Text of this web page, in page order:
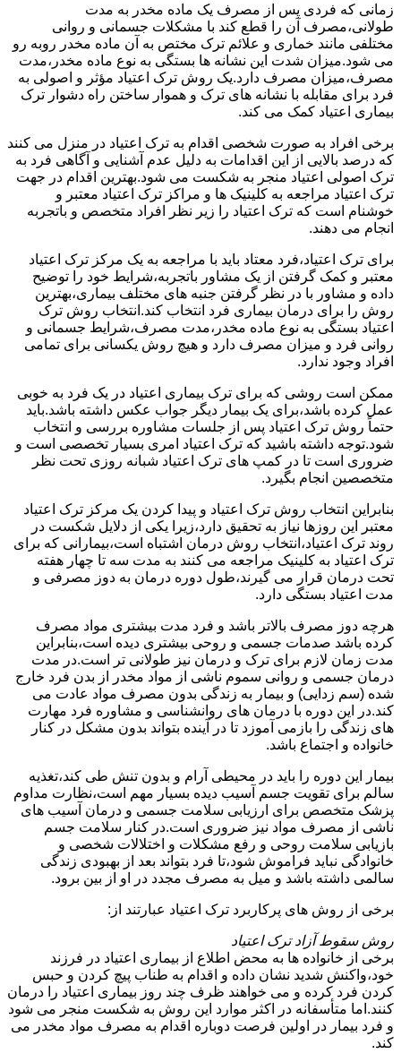
زمانی که فردی پس از مصرف یک ماده مخدر به مدت
طولانی،مصرف آن را قطع کند با مشکلات جسمانی و روانی
مختلفی مانند خماری و علائم ترک مختص به آن ماده مخدر روبه رو
می شود.میزان شدت این نشانه ها بستگی به نوع ماده مخدر،مدت
مصرف،میزان مصرف دارد.یک روش ترک اعتیاد مؤثر و اصولی به
فرد برای مقابله با نشانه های ترک و هموار ساختن راه دشوار ترک
بیماری اعتیاد کمک می کند.
برخی افراد به صورت شخصی اقدام به ترک اعتیاد در منزل می کنند
که درصد بالایی از این اقدامات به دلیل عدم آشنایی و آگاهی فرد به
ترک اصولی اعتیاد منجر به شکست می شود.بهترین اقدام در جهت
ترک اعتیاد مراجعه به کلینیک ها و مراکز ترک اعتیاد معتبر و
خوشنام است که ترک اعتیاد را زیر نظر افراد متخصص و باتجربه
انجام می دهند.
برای ترک اعتیاد،فرد معتاد باید با مراجعه به یک مرکز ترک اعتیاد
معتبر و کمک گرفتن از یک مشاور باتجربه،شرایط خود را توضیح
داده و مشاور با در نظر گرفتن جنبه های مختلف بیماری،بهترین
روش را برای درمان بیماری فرد انتخاب کند.انتخاب روش ترک
اعتیاد بستگی به نوع ماده مخدر،مدت مصرف،شرایط جسمانی و
روانی فرد و میزان مصرف دارد و هیچ روش یکسانی برای تمامی
افراد وجود ندارد.
ممکن است روشی که برای ترک بیماری اعتیاد در یک فرد به خوبی
عمل کرده باشد،برای یک بیمار دیگر جواب عکس داشته باشد.باید
حتماً روش ترک اعتیاد پس از جلسات مشاوره بررسی و انتخاب
شود.توجه داشته باشید که ترک اعتیاد امری بسیار تخصصی است و
ضروری است تا در کمپ های ترک اعتیاد شبانه روزی تحت نظر
متخصصین انجام بگیرد.
بنابراین انتخاب روش ترک اعتیاد و پیدا کردن یک مرکز ترک اعتیاد
معتبر این روزها نیاز به تحقیق دارد،زیرا یکی از دلایل شکست در
روند ترک اعتیاد،انتخاب روش درمان اشتباه است،بیمارانی که برای
ترک اعتیاد به کلینیک مراجعه می کنند به مدت سه تا چهار هفته
تحت درمان قرار می گیرند،طول دوره درمان به دوز مصرفی و
مدت اعتیاد بستگی دارد.
هرچه دوز مصرف بالاتر باشد و فرد مدت بیشتری مواد مصرف
کرده باشد صدمات جسمی و روحی بیشتری دیده است،بنابراین
مدت زمان لازم برای ترک و درمان نیز طولانی تر است.در مدت
درمان جسمی و روانی سموم ناشی از مواد مخدر از بدن فرد خارج
شده (سم زدایی) و بیمار به زندگی بدون مصرف مواد عادت می
کند.در این دوره با درمان های روانشناسی و مشاوره فرد مهارت
های زندگی را بازمی آموزد تا در آینده بتواند بدون مشکل در کنار
خانواده و اجتماع باشد.
بیمار این دوره را باید در محیطی آرام و بدون تنش طی کند،تغذیه
سالم برای تقویت جسم آسیب دیده بسیار مهم است،نظارت مداوم
پزشک متخصص برای ارزیابی سلامت جسمی و درمان آسیب های
ناشی از مصرف مواد نیز ضروری است.در کنار سلامت جسم
بازیابی سلامت روحی و رفع مشکلات و اختلالات شخصی و
خانوادگی نباید فراموش شود،تا فرد بتواند بعد از بهبودی زندگی
سالمی داشته باشد و میل به مصرف مجدد در او از بین برود.
برخی از روش های پرکاربرد ترک اعتیاد عبارتند از:
روش سقوط آزاد ترک اعتیاد
برخی از خانواده ها به محض اطلاع از بیماری اعتیاد در فرزند
خود،واکنش شدید نشان داده و اقدام به طناب پیچ کردن و حبس
کردن فرد کرده و می خواهند ظرف چند روز بیماری اعتیاد را درمان
کنند.اما متأسفانه در اکثر موارد این روش به شکست منجر می شود
و فرد بیمار در اولین فرصت دوباره اقدام به مصرف مواد مخدر می
کند.